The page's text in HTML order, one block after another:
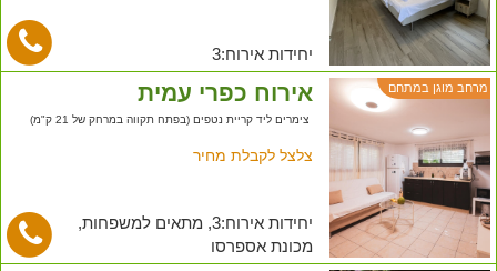
יחידות אירוח:3
מרחב מוגן במתחם אירוח כפרי עמית
צימרים ליד קריית נטפים (בפתח תקווה במרחק של 21 ק"מ)
צלצל לקבלת מחיר
יחידות אירוח:3, מתאים למשפחות,
מכונת אספרסו